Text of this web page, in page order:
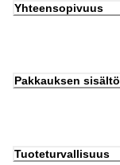
Yhteensopivuus
Pakkauksen sisältö
Tuoteturvallisuus